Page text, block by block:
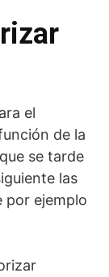
el
de la
se tarde
las
por ejemplo